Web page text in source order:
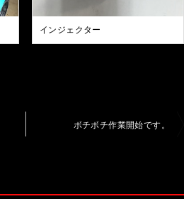
インジェクター
ボチボチ作業開始です。